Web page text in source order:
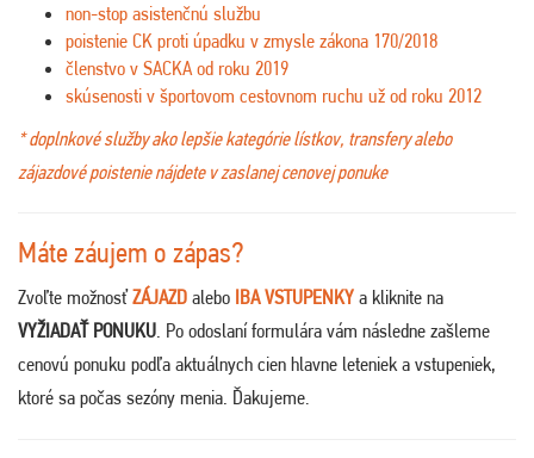
non-stop asistenčnú službu
poistenie CK proti úpadku v zmysle zákona 170/2018
členstvo v SACKA od roku 2019
skúsenosti v športovom cestovnom ruchu už od roku 2012
* doplnkové služby ako lepšie kategórie lístkov, transfery alebo
zájazdové poistenie nájdete v zaslanej cenovej ponuke
Máte záujem o zápas?
Zvoľte možnosťZÁJAZD alebo IBA VSTUPENKY a kliknite na
VYŽIADAŤ PONUKU. Po odoslaní formulára vám následne zašleme
cenovú ponuku podľa aktuálnych cien hlavne leteniek a vstupeniek,
ktoré sa počas sezóny menia. Ďakujeme.